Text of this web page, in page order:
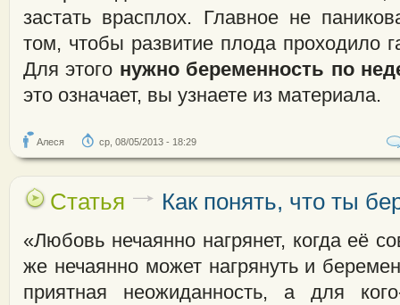
застать врасплох. Главное не
том, чтобы развитие плода проходило
Для этого нужно беременность по
это означает, вы узнаете из материала.
Алеся ср, 08/05/2013 - 18:29
Статья Как понять, что ты
«Любовь нечаянно нагрянет, когда её
же нечаянно может нагрянуть и
приятная неожиданность, а для